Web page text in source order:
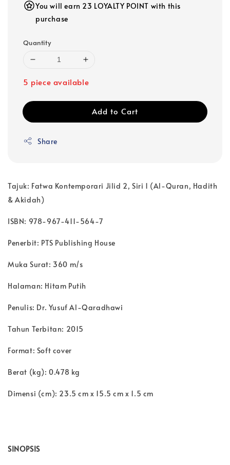
You will earn 23 LOYALTY POINT with this
purchase
Quantity
5 piece available
Add to Cart
Share
Tajuk: Fatwa Kontemporari Jilid 2, Siri 1 (Al-Quran, Hadith
& Akidah)
ISBN: 978-967-411-564-7
Penerbit: PTS Publishing House
Muka Surat: 360 m/s
Halaman: Hitam Putih
Penulis: Dr. Yusuf Al-Qaradhawi
Tahun Terbitan: 2015
Format: Soft cover
Berat (kg): 0.478 kg
Dimensi (cm): 23.5 cm x 15.5 cm x 1.5 cm
SINOPSIS